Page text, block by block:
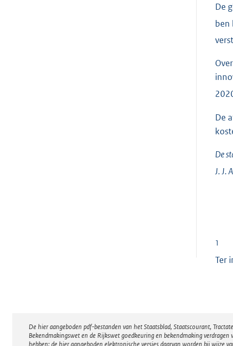
De
ben
De
De
J. J.
1
Ter
Disclaimer
De hier aangeboden pdf-bestanden van het Staatsblad, Staatscourant,
Bekendmakingswet en de Rijkswet goedkeuring en bekendmaking